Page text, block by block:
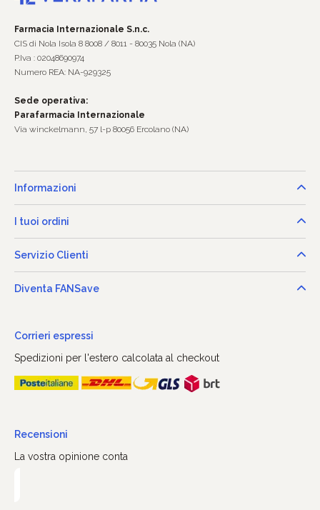
Farmacia Internazionale S.n.c.
CIS di Nola Isola 8 8008 / 8011 - 80035 Nola (NA)
P.Iva : 02048690974
Numero REA: NA-929325
Sede operativa:
Parafarmacia Internazionale
Via winckelmann, 57 l-p 80056 Ercolano (NA)
Informazioni
I tuoi ordini
Servizio Clienti
Diventa FANSave
Corrieri espressi
Spedizioni per l'estero calcolata al checkout
Recensioni
La vostra opinione conta